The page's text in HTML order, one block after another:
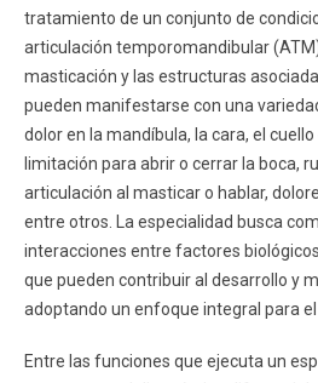
tratamiento de un conjunto de
articulación temporomandibular
masticación y las estructuras
pueden manifestarse con una
dolor en la mandíbula, la cara, el
limitación para abrir o cerrar la boca,
articulación al masticar o hablar,
entre otros. La especialidad busca
interacciones entre factores
que pueden contribuir al desarrollo y
adoptando un enfoque integral para
Entre las funciones que ejecuta un